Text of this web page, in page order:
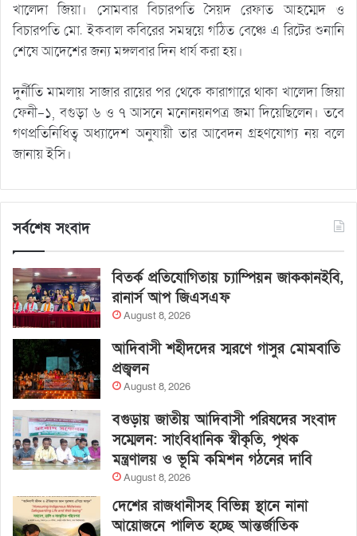
খালেদা জিয়া। সোমবার বিচারপতি সৈয়দ রেফাত আহম্মেদ ও
বিচারপতি মো. ইকবাল কবিরের সমন্বয়ে গঠিত বেঞ্চে এ রিটের শুনানি
শেষে আদেশের জন্য মঙ্গলবার দিন ধার্য করা হয়।
দুর্নীতি মামলায় সাজার রায়ের পর থেকে কারাগারে থাকা খালেদা জিয়া
ফেনী-১, বগুড়া ৬ ও ৭ আসনে মনোনয়নপত্র জমা দিয়েছিলেন। তবে
গণপ্রতিনিধিত্ব অধ্যাদেশ অনুযায়ী তার আবেদন গ্রহণযোগ্য নয় বলে
জানায় ইসি।
সর্বশেষ সংবাদ
বিতর্ক প্রতিযোগিতায় চ্যাম্পিয়ন জাককানইবি,
রানার্স আপ জিএসএফ
August 8, 2026
আদিবাসী শহীদদের স্মরণে গাসুর মোমবাতি
প্রজ্বলন
August 8, 2026
বগুড়ায় জাতীয় আদিবাসী পরিষদের সংবাদ
সম্মেলন: সাংবিধানিক স্বীকৃতি, পৃথক
মন্ত্রণালয় ও ভূমি কমিশন গঠনের দাবি
August 8, 2026
দেশের রাজধানীসহ বিভিন্ন স্থানে নানা
আয়োজনে পালিত হচ্ছে আন্তর্জাতিক